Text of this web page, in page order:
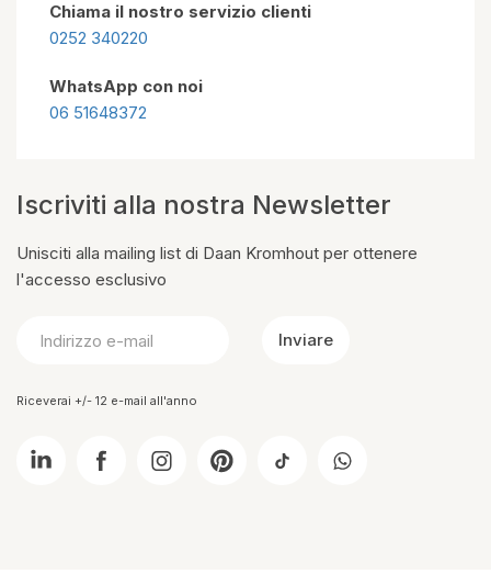
Chiama il nostro servizio clienti
0252 340220
WhatsApp con noi
06 51648372
Iscriviti alla nostra Newsletter
Unisciti alla mailing list di Daan Kromhout per ottenere
l'accesso esclusivo
Inviare
Riceverai +/- 12 e-mail all'anno